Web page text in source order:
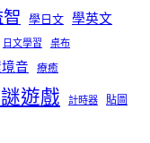
學日文 學英文
日文學習 桌布
音 療癒
遊戲 計時器
貼圖